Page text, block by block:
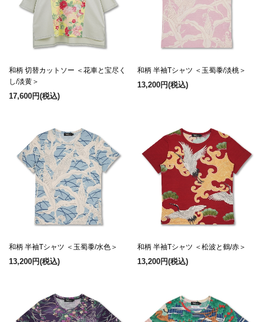
和柄 切替カットソー ＜花車と宝尽く
し/淡黄＞
17,600円(税込)
和柄 半袖Tシャツ ＜玉蜀黍/淡桃＞
13,200円(税込)
和柄 半袖Tシャツ ＜玉蜀黍/水色＞
13,200円(税込)
和柄 半袖Tシャツ ＜松波と鶴/赤＞
13,200円(税込)